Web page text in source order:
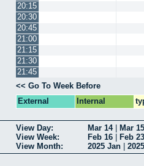
20:15
20:30
20:45
21:00
21:15
21:30
21:45
<< Go To Week Before
External
Internal
View Day: Mar 14| Mar 15
View Week:
Feb 16 Feb 23
View Month:
2025 Jan